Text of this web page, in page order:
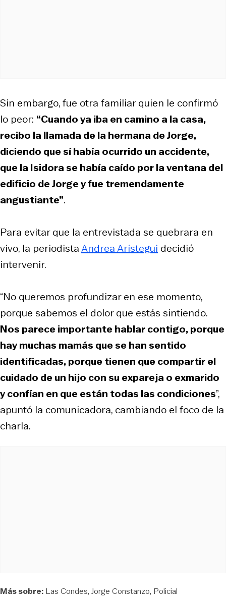
Sin embargo, fue otra familiar quien le confirmó
lo peor: “Cuando ya iba en camino a la casa,
recibo la llamada de la hermana de Jorge,
diciendo que sí había ocurrido un accidente,
que la Isidora se había caído por la ventana del
edificio de Jorge y fue tremendamente
angustiante”.
Para evitar que la entrevistada se quebrara en
vivo, la periodistaAndrea Arístegui decidió
intervenir.
“No queremos profundizar en ese momento,
porque sabemos el dolor que estás sintiendo.
Nos parece importante hablar contigo, porque
hay muchas mamás que se han sentido
identificadas, porque tienen que compartir el
cuidado de un hijo con su expareja o exmarido
y confían en que están todas las condiciones”,
apuntó la comunicadora, cambiando el foco de la
charla.
Más sobre: Las Condes Jorge Constanzo Policial